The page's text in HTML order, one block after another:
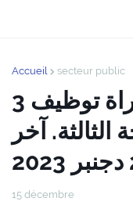
Accueil secteur public
قطاع الثقافة: مباراة توظيف 3
آخر
15 décembre